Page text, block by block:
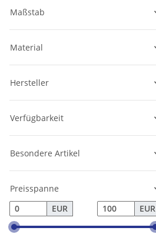
Maßstab
Material
Hersteller
Verfügbarkeit
Besondere Artikel
Preisspanne
EUR
EUR